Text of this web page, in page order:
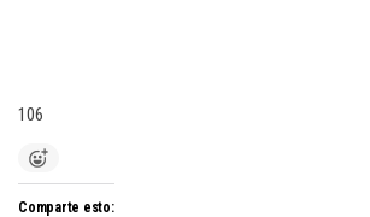
106
Comparte esto: